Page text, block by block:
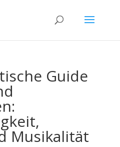
Guide
Musikalität